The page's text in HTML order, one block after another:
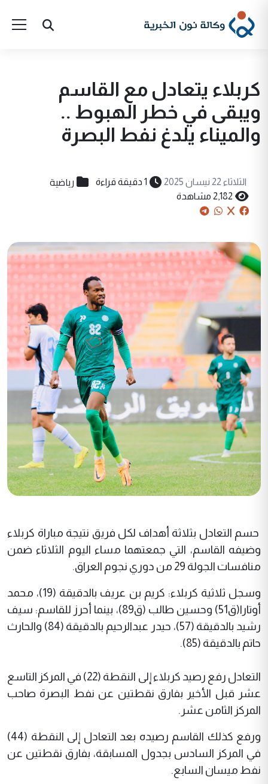
كربلاء يتعادل مع القاسم
ويبقى في خطر الهبوط ..
والميناء يلدغ نفط البصرة
الثلاثاء 22 نيسان 2025 1 دقيقة قراءة رياضية
2,182 مشاهدة
حسم التعادل بثلاثة أهداف لكل فريق نتيجة مباراة كربلاء
وضيفه القاسم، التي جمعتهما مساء اليوم الثلاثاء ضمن
منافسات الجولة 29 من دوري نجوم العراق.
وسجل ثلاثية كربلاء: كريم بن عريف بالدقيقة (19)، محمد
أوتارا(ق51) وحسين طالب (ق89)، بينما أحرز للقاسم: سيف
رشيد بالدقيقة (57)، حيدر عبدالرحيم بالدقيقة (84) والحارث
حاتم بالدقيقة (85).
التعادل رفع رصيد كربلاء إلى النقطة (22) في المركز التاسع
عشر قبل الأخير بفارق نقطتين عن نفط البصرة صاحب
المركز الثامن عشر.
ورفع كذلك القاسم رصيده بعد التعادل إلى النقطة (44)
في المركز السادس بجدول المسابقة، بفارق نقطتين عن
نفط ميسان السابع.